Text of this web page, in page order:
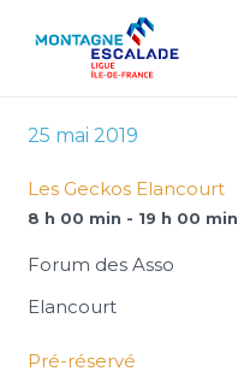
25 mai 2019
Les Geckos Elancourt
8 h 00 min - 19 h 00 min
Forum des Asso
Elancourt
Pré-réservé